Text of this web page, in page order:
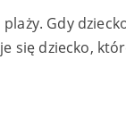
Gdy
się dziecko,